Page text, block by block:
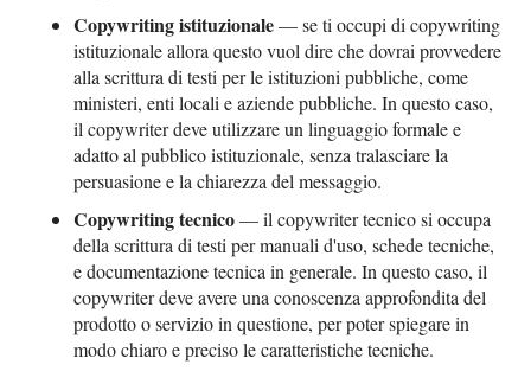
Copywriting istituzionale— se ti occupi di copywriting
istituzionale allora questo vuol dire che dovrai provvedere
alla scrittura di testi per le istituzioni pubbliche, come
ministeri, enti locali e aziende pubbliche. In questo caso,
il copywriter deve utilizzare un linguaggio formale e
adatto al pubblico istituzionale, senza tralasciare la
persuasione e la chiarezza del messaggio.
Copywriting tecnico— il copywriter tecnico si occupa
della scrittura di testi per manuali d'uso, schede tecniche,
e documentazione tecnica in generale. In questo caso, il
copywriter deve avere una conoscenza approfondita del
prodotto o servizio in questione, per poter spiegare in
modo chiaro e preciso le caratteristiche tecniche.